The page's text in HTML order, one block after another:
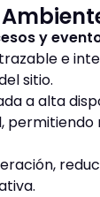
y
e
sitio.
a alta